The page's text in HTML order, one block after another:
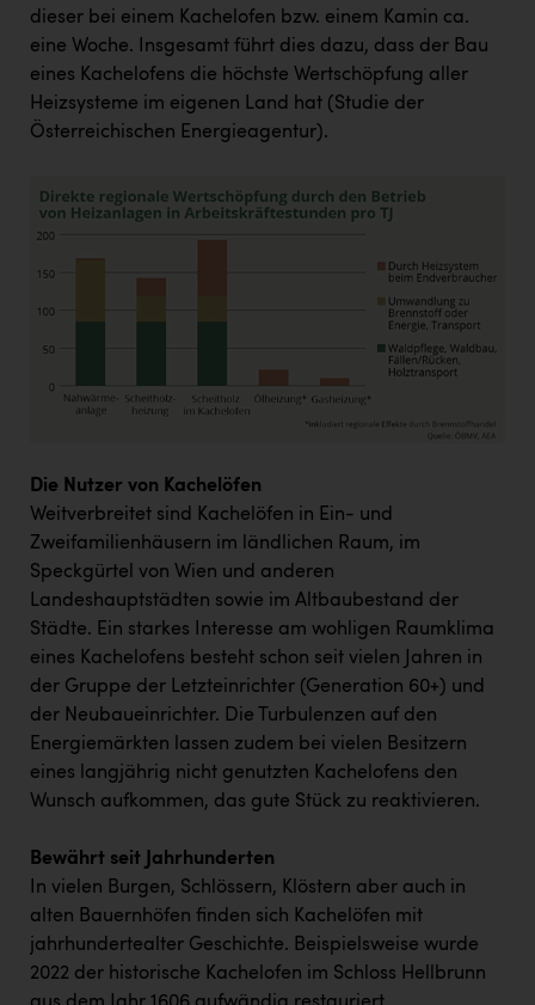
dieser bei einem Kachelofen bzw. einem Kamin ca.
eine Woche. Insgesamt führt dies dazu, dass der Bau
eines Kachelofens die höchste Wertschöpfung aller
Heizsysteme im eigenen Land hat (Studie der
Österreichischen Energieagentur).
Die Nutzer von Kachelöfen
Weitverbreitet sind Kachelöfen in Ein- und
Zweifamilienhäusern im ländlichen Raum, im
Speckgürtel von Wien und anderen
Landeshauptstädten sowie im Altbaubestand der
Städte. Ein starkes Interesse am wohligen Raumklima
eines Kachelofens besteht schon seit vielen Jahren in
der Gruppe der Letzteinrichter (Generation 60+) und
der Neubaueinrichter. Die Turbulenzen auf den
Energiemärkten lassen zudem bei vielen Besitzern
eines langjährig nicht genutzten Kachelofens den
Wunsch aufkommen, das gute Stück zu reaktivieren.
Bewährt seit Jahrhunderten
In vielen Burgen, Schlössern, Klöstern aber auch in
alten Bauernhöfen finden sich Kachelöfen mit
jahrhundertealter Geschichte. Beispielsweise wurde
2022 der historische Kachelofen im Schloss Hellbrunn